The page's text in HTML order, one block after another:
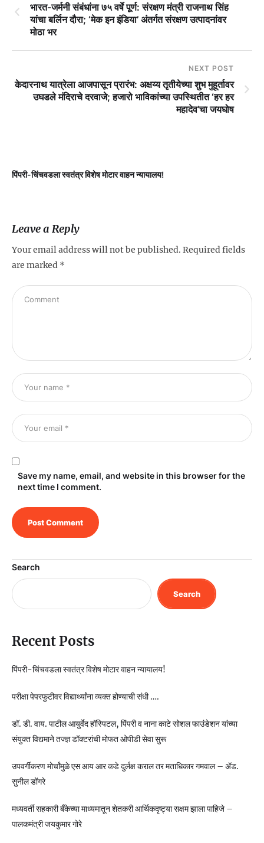
भारत-जर्मनी संबंधांना ७५ वर्षे पूर्ण: संरक्षण मंत्री राजनाथ सिंह
यांचा बर्लिन दौरा; ‘मेक इन इंडिया’ अंतर्गत संरक्षण उत्पादनांवर
मोठा भर
NEXT POST
केदारनाथ यात्रेला आजपासून प्रारंभ: अक्षय्य तृतीयेच्या शुभ मुहूर्तावर
उघडले मंदिराचे दरवाजे; हजारो भाविकांच्या उपस्थितीत ‘हर हर
महादेव’चा जयघोष
पिंपरी-चिंचवडला स्वतंत्र विशेष मोटार वाहन न्यायालय!
Leave a Reply
Your email address will not be published. Required fields
are marked *
Save my name, email, and website in this browser for the
next time I comment.
Search
Search
Recent Posts
पिंपरी-चिंचवडला स्वतंत्र विशेष मोटार वाहन न्यायालय!
परीक्षा पेपरफुटीवर विद्यार्थ्यांना व्यक्त होण्याची संधी ….
डॉ. डी. वाय. पाटील आयुर्वेद हॉस्पिटल, पिंपरी व नाना काटे सोशल फाउंडेशन यांच्या
संयुक्त विद्यमाने तज्ज्ञ डॉक्टरांची मोफत ओपीडी सेवा सुरू
उपवर्गीकरण मोर्चांमुळे एस आय आर कडे दुर्लक्ष कराल तर मताधिकार गमवाल – ॲड.
सुनील डोंगरे
मध्यवर्ती सहकारी बँकेच्या माध्यमातून शेतकरी आर्थिकदृष्ट्या सक्षम झाला पाहिजे –
पालकमंत्री जयकुमार गोरे